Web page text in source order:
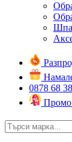
0878 68
Промо